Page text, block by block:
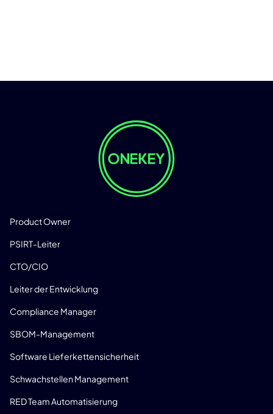
Product Owner
PSIRT-Leiter
CTO/CIO
Leiter der Entwicklung
Compliance Manager
SBOM-Management
Software Lieferkettensicherheit
Schwachstellen Management
RED Team Automatisierung